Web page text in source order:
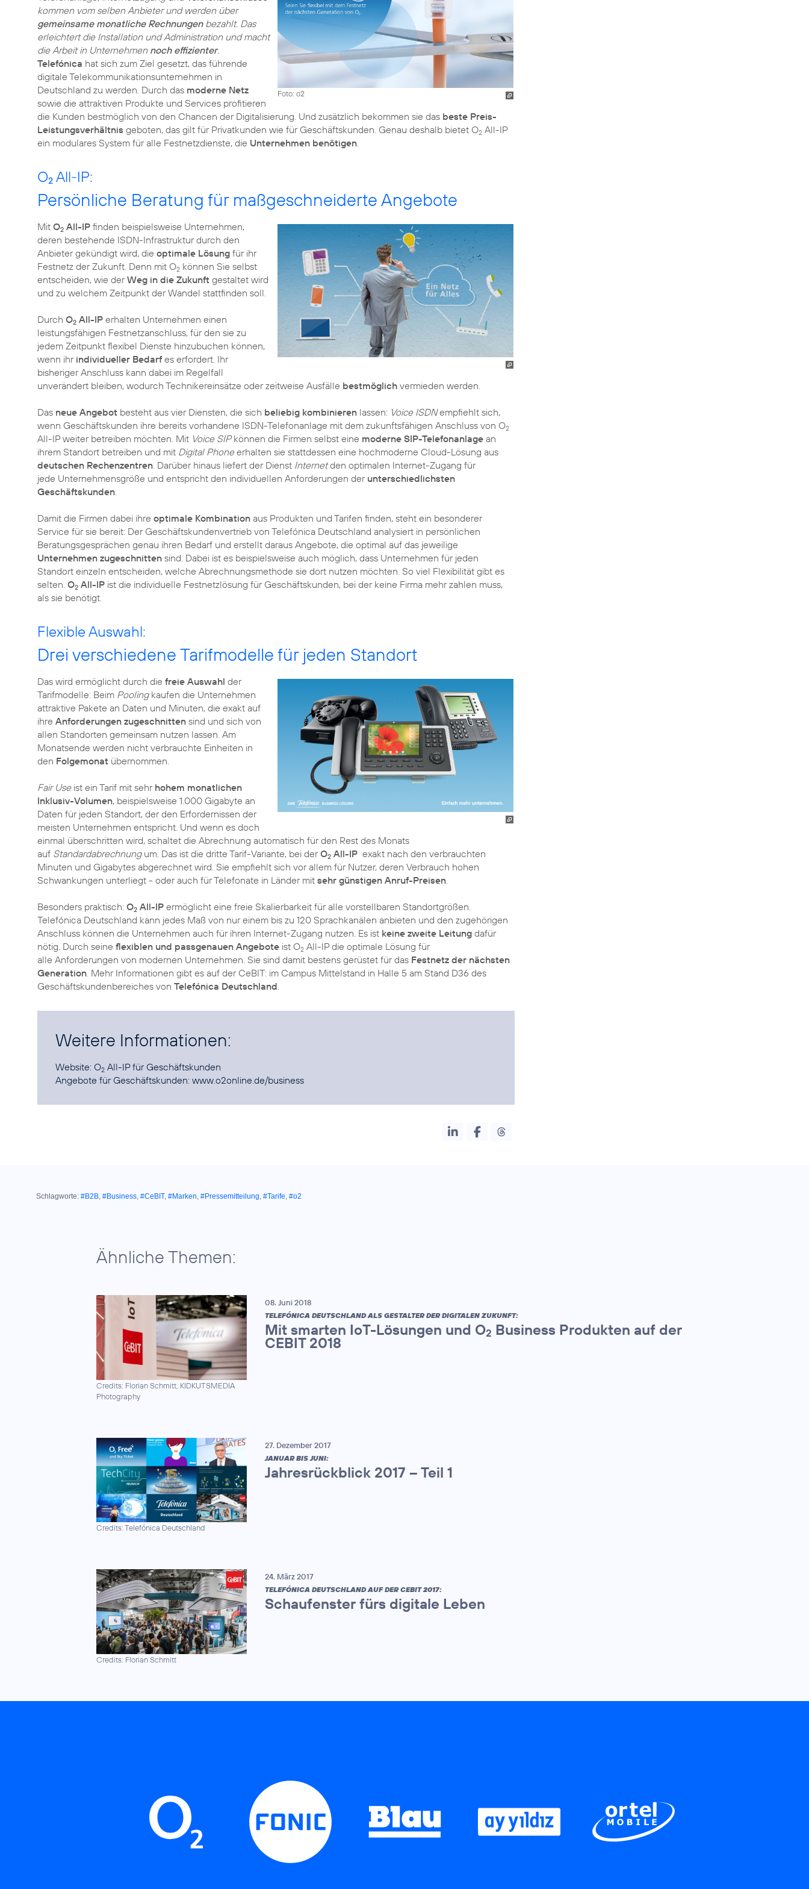
Foto: o2
kommen vom selben Anbieter und werden über
gemeinsame monatliche Rechnungenbezahlt. Das
erleichtert die Installation und Administration und macht
die Arbeit in Unternehmen noch effizienter.
Telefónica hat sich zum Ziel gesetzt, das führende
digitale Telekommunikationsunternehmen in
Deutschland zu werden. Durch das moderne Netz
sowie die attraktiven Produkte und Services profitieren
die Kunden bestmöglich von den Chancen der Digitalisierung. Und zusätzlich bekommen sie das beste Preis-
Leistungsverhältnis geboten, das gilt für Privatkunden wie für Geschäftskunden. Genau deshalb bietet O2 All-IP
ein modulares System für alle Festnetzdienste, die Unternehmen benötigen.
O2 All-IP:
Persönliche Beratung für maßgeschneiderte Angebote
Mit O2 All-IP finden beispielsweise Unternehmen,
deren bestehende ISDN-Infrastruktur durch den
Anbieter gekündigt wird, die optimale Lösung für ihr
Festnetz der Zukunft. Denn mit O2 können Sie selbst
entscheiden, wie derWeg in die Zukunft gestaltet wird
und zu welchem Zeitpunkt der Wandel stattfinden soll.
Durch O2 All-IP erhalten Unternehmen einen
leistungsfähigen Festnetzanschluss, für den sie zu
jedem Zeitpunkt flexibel Dienste hinzubuchen können,
wenn ihr individueller Bedarf es erfordert. Ihr
bisheriger Anschluss kann dabei im Regelfall
unverändert bleiben, wodurch Technikereinsätze oder zeitweise Ausfälle bestmöglich vermieden werden.
Das neue Angebot besteht aus vier Diensten, die sich beliebig kombinieren lassen: Voice ISDNempfiehlt sich,
wenn Geschäftskunden ihre bereits vorhandene ISDN-Telefonanlage mit dem zukunftsfähigen Anschluss von O2
All-IP weiter betreiben möchten. Mit Voice SIPkönnen die Firmen selbst eine moderne SIP-Telefonanlage an
ihrem Standort betreiben und mit Digital Phoneerhalten sie stattdessen eine hochmoderne Cloud-Lösung aus
deutschen Rechenzentren. Darüber hinaus liefert der Dienst Internetden optimalen Internet-Zugang für
jede Unternehmensgröße und entspricht den individuellen Anforderungen der unterschiedlichsten
Geschäftskunden.
Damit die Firmen dabei ihre optimale Kombination aus Produkten und Tarifen finden, steht ein besonderer
Service für sie bereit: Der Geschäftskundenvertrieb von Telefónica Deutschland analysiert in persönlichen
Beratungsgesprächen genau ihren Bedarf und erstellt daraus Angebote, die optimal auf das jeweilige
Unternehmen zugeschnitten sind. Dabei ist es beispielsweise auch möglich, dass Unternehmen für jeden
Standort einzeln entscheiden, welche Abrechnungsmethode sie dort nutzen möchten. So viel Flexibilität gibt es
selten. O2 All-IP ist die individuelle Festnetzlösung für Geschäftskunden, bei der keine Firma mehr zahlen muss,
als sie benötigt.
Flexible Auswahl:
Drei verschiedene Tarifmodelle für jeden Standort
Das wird ermöglicht durch die freie Auswahl der
Tarifmodelle: Beim Poolingkaufen die Unternehmen
attraktive Pakete an Daten und Minuten, die exakt auf
ihre Anforderungen zugeschnitten sind und sich von
allen Standorten gemeinsam nutzen lassen. Am
Monatsende werden nicht verbrauchte Einheiten in
den Folgemonat übernommen.
Fair Useist ein Tarif mit sehr hohem monatlichen
Inklusiv-Volumen, beispielsweise 1.000 Gigabyte an
Daten für jeden Standort, der den Erfordernissen der
meisten Unternehmen entspricht. Und wenn es doch
einmal überschritten wird, schaltet die Abrechnung automatisch für den Rest des Monats
auf Standardabrechnungum. Das ist die dritte Tarif-Variante, bei derO2 All-IP exakt nach den verbrauchten
Minuten und Gigabytes abgerechnet wird. Sie empfiehlt sich vor allem für Nutzer, deren Verbrauch hohen
Schwankungen unterliegt - oder auch für Telefonate in Länder mit sehr günstigen Anruf-Preisen.
Besonders praktisch: O2 All-IP ermöglicht eine freie Skalierbarkeit für alle vorstellbaren Standortgrößen.
Telefónica Deutschland kann jedes Maß von nur einem bis zu 120 Sprachkanälen anbieten und den zugehörigen
Anschluss können die Unternehmen auch für ihren Internet-Zugang nutzen. Es ist keine zweite Leitung dafür
nötig. Durch seine flexiblen und passgenauen Angebote ist O2 All-IP die optimale Lösung für
alle Anforderungen von modernen Unternehmen. Sie sind damit bestens gerüstet für das Festnetz der nächsten
Generation. Mehr Informationen gibt es auf der CeBIT: im Campus Mittelstand in Halle 5 am Stand D36 des
Geschäftskundenbereiches von Telefónica Deutschland.
Weitere Informationen:
Website: O2 All-IPfür Geschäftskunden
Angebote für Geschäftskunden: www.o2online.de/business
Schlagworte: #B2B, #Business, #CeBIT, #Marken, #Pressemitteilung, #Tarife, #o2
Ähnliche Themen:
Credits: Florian Schmitt, KIDKUTSMEDIA
Photography
08. Juni 2018
TELEFÓNICA DEUTSCHLAND ALS GESTALTER DER DIGITALEN ZUKUNFT:
Mit smarten IoT-Lösungen und O2 Business Produkten auf der
CEBIT 2018
Credits: Telefónica Deutschland
27. Dezember 2017
JANUAR BIS JUNI:
Jahresrückblick 2017 – Teil 1
Credits: Florian Schmitt
24. März 2017
TELEFÓNICA DEUTSCHLAND AUF DER CEBIT 2017:
Schaufenster fürs digitale Leben